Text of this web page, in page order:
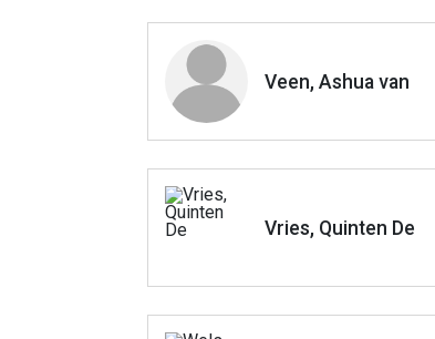
Veen, Ashua van
Vries, Quinten De